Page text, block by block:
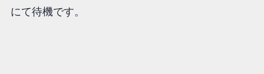
にて待機です。